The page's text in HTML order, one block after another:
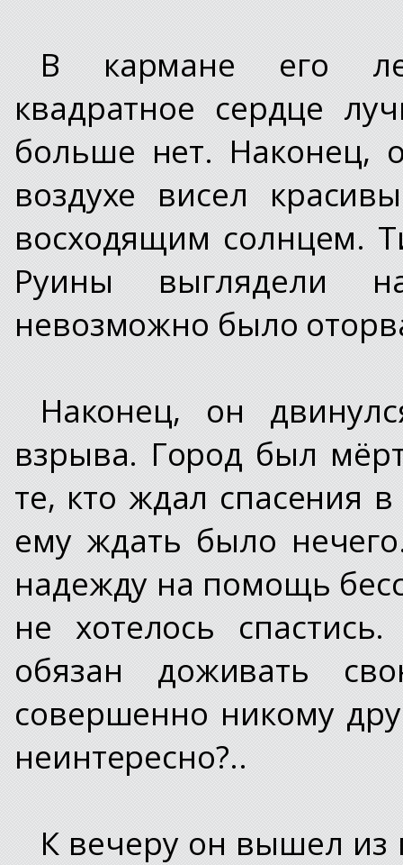
В кармане его
квадратное сердце
больше нет. Наконец,
воздухе висел
восходящим солнцем.
Руины выглядели
невозможно было
Наконец, он
взрыва. Город был
те, кто ждал спасения
ему ждать было
надежду на помощь
не хотелось
обязан доживать
совершенно никому
неинтересно?..
К вечеру он вышел из